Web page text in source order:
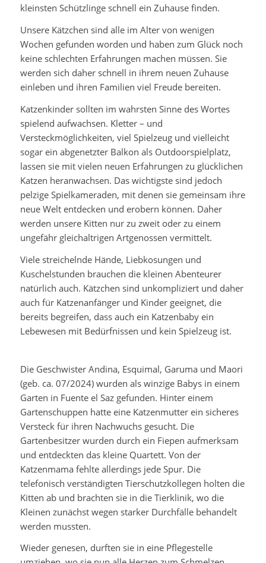
kleinsten Schützlinge schnell ein Zuhause finden.
Unsere Kätzchen sind alle im Alter von wenigen
Wochen gefunden worden und haben zum Glück noch
keine schlechten Erfahrungen machen müssen. Sie
werden sich daher schnell in ihrem neuen Zuhause
einleben und ihren Familien viel Freude bereiten.
Katzenkinder sollten im wahrsten Sinne des Wortes
spielend aufwachsen. Kletter – und
Versteckmöglichkeiten, viel Spielzeug und vielleicht
sogar ein abgenetzter Balkon als Outdoorspielplatz,
lassen sie mit vielen neuen Erfahrungen zu glücklichen
Katzen heranwachsen. Das wichtigste sind jedoch
pelzige Spielkameraden, mit denen sie gemeinsam ihre
neue Welt entdecken und erobern können. Daher
werden unsere Kitten nur zu zweit oder zu einem
ungefähr gleichaltrigen Artgenossen vermittelt.
Viele streichelnde Hände, Liebkosungen und
Kuschelstunden brauchen die kleinen Abenteurer
natürlich auch. Kätzchen sind unkompliziert und daher
auch für Katzenanfänger und Kinder geeignet, die
bereits begreifen, dass auch ein Katzenbaby ein
Lebewesen mit Bedürfnissen und kein Spielzeug ist.
Die Geschwister Andina, Esquimal, Garuma und Maori
(geb. ca. 07/2024) wurden als winzige Babys in einem
Garten in Fuente el Saz gefunden. Hinter einem
Gartenschuppen hatte eine Katzenmutter ein sicheres
Versteck für ihren Nachwuchs gesucht. Die
Gartenbesitzer wurden durch ein Fiepen aufmerksam
und entdeckten das kleine Quartett. Von der
Katzenmama fehlte allerdings jede Spur. Die
telefonisch verständigten Tierschutzkollegen holten die
Kitten ab und brachten sie in die Tierklinik, wo die
Kleinen zunächst wegen starker Durchfälle behandelt
werden mussten.
Wieder genesen, durften sie in eine Pflegestelle